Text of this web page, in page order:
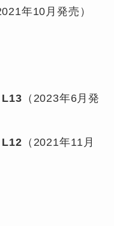
年10月発売）
（2023年6月発
（2021年11月